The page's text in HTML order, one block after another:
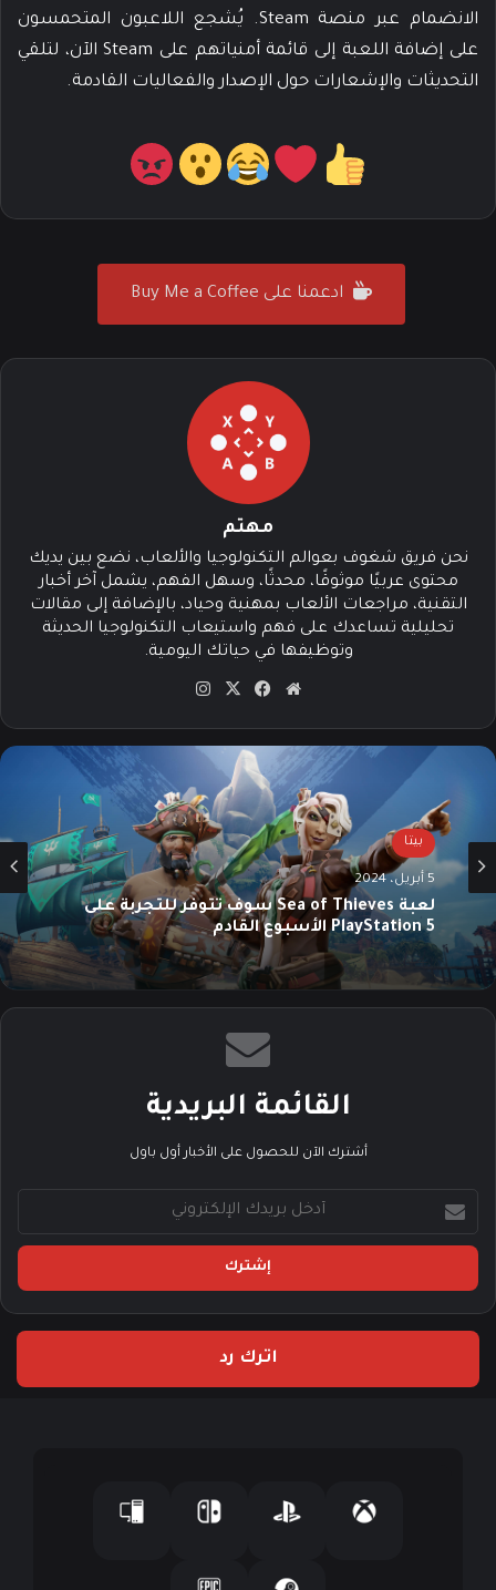
الانضمام عبر منصة Steam. يُشجع اللاعبون المتحمسون
على إضافة اللعبة إلى قائمة أمنياتهم على Steam الآن، لتلقي
التحديثات والإشعارات حول الإصدار والفعاليات القادمة.
ادعمنا على Buy Me a Coffee
مهتم
نحن فريق شغوف بعوالم التكنولوجيا والألعاب، نضع بين يديك
محتوى عربيًا موثوقًا، محدثًا، وسهل الفهم، يشمل آخر أخبار
التقنية، مراجعات الألعاب بمهنية وحياد، بالإضافة إلى مقالات
تحليلية تساعدك على فهم واستيعاب التكنولوجيا الحديثة
وتوظيفها في حياتك اليومية.
موق
ب
في
‫X
بيتا
5 أبريل، 2024
لعبة Sea of Thieves سوف تتوفر للتجربة على
PlayStation 5 الأسبوع القادم
القائمة البريدية
أشترك الآن للحصول على الأخبار أول باول
خ
ب
ر
ي
ك
اترك رد